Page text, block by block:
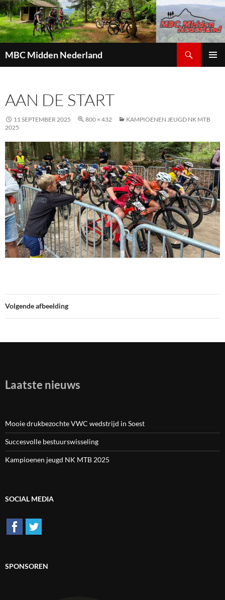
MBC Midden Nederland
INHOUD
AAN DE START
11 SEPTEMBER 2025 800 × 432
KAMPIOENEN JEUGD NK MTB
2025
Volgende afbeelding
Laatste nieuws
Mooie drukbezochte VWC wedstrijd in Soest
Succesvolle bestuurswisseling
Kampioenen jeugd NK MTB 2025
SOCIAL MEDIA
SPONSOREN